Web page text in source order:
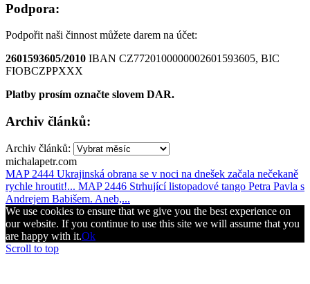
Podpora:
Podpořit naši činnost můžete darem na účet:
2601593605/2010 IBAN CZ7720100000002601593605, BIC
FIOBCZPPXXX
Platby prosím označte slovem DAR.
Archiv článků:
Archiv článků:
michalapetr.com
MAP 2444 Ukrajinská obrana se v noci na dnešek začala nečekaně
rychle hroutit!... MAP 2446 Strhující listopadové tango Petra Pavla s
Andrejem Babišem. Aneb,...
We use cookies to ensure that we give you the best experience on
our website. If you continue to use this site we will assume that you
are happy with it.Ok
Scroll to top